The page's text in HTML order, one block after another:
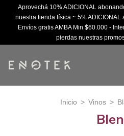
Aprovechá 10% ADICIONAL
nuestra tienda física ~ 5%
Envíos gratis AMBA Min $60.000 -
pierdas nuestras
Inicio > Vinos >